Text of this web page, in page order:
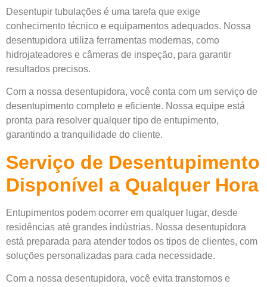
Desentupir tubulações é uma tarefa que exige
conhecimento técnico e equipamentos adequados. Nossa
desentupidora utiliza ferramentas modernas, como
hidrojateadores e câmeras de inspeção, para garantir
resultados precisos.
Com a nossa desentupidora, você conta com um serviço de
desentupimento completo e eficiente. Nossa equipe está
pronta para resolver qualquer tipo de entupimento,
garantindo a tranquilidade do cliente.
Serviço de Desentupimento
Disponível a Qualquer Hora
Entupimentos podem ocorrer em qualquer lugar, desde
residências até grandes indústrias. Nossa desentupidora
está preparada para atender todos os tipos de clientes, com
soluções personalizadas para cada necessidade.
Com a nossa desentupidora, você evita transtornos e